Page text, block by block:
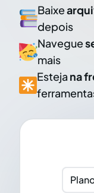
Baixe
depois
Navegue
mais
Esteja na